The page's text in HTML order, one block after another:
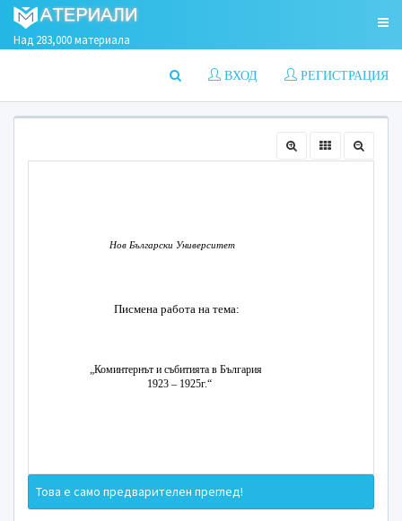
Над 283,000 материала
РЕГИСТРАЦИЯ
ВХОД
Нов Български
Това е само предварителен преглед!